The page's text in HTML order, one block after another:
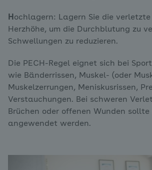
H ochlagern: Lagern Sie die
Herzhöhe, um die Durchblutung zu
Schwellungen zu reduzieren.
Die PECH-Regel eignet sich bei
wie Bänderrissen, Muskel- (oder
Muskelzerrungen, Meniskusrissen,
Verstauchungen. Bei schweren
Brüchen oder offenen Wunden
angewendet werden.